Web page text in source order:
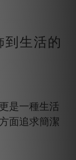
到生活的
是一種生活
面追求簡潔